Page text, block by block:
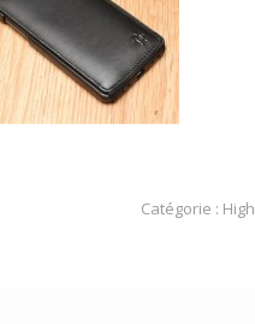
Catégorie :